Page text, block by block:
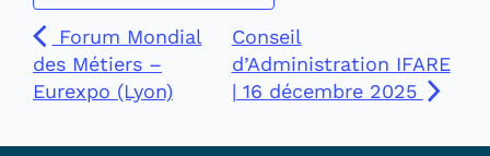
Forum Mondial
des Métiers –
Eurexpo (Lyon)
Conseil
d’Administration IFARE
| 16 décembre 2025